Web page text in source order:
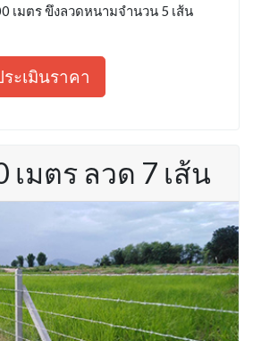
เมตร ขึงลวดหนามจำนวน 5 เส้น
ะเมินราคา
เมตร ลวด 7 เส้น